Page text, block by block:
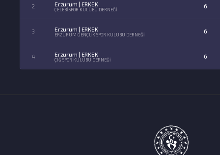
2 Erzurum | ERKEK
ÇELEBİ SPOR KULÜBÜ DERNEĞİ
6
3 Erzurum | ERKEK
ERZURUM GENÇLİK SPOR KULÜBÜ DERNEĞİ
6
4 Erzurum | ERKEK
ÇIĞ SPOR KULÜBÜ DERNEĞİ
6